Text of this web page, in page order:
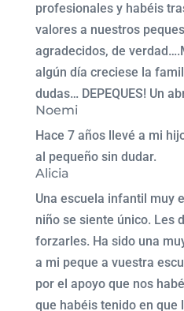
profesionales y habéis
valores a nuestros
agradecidos, de
algún día creciese la
dudas… DEPEQUES! Un
Noemi
Hace 7 años llevé a mi
al pequeño sin dudar.
Alicia
Una escuela infantil muy
niño se siente único. Les
forzarles. Ha sido una
a mi peque a vuestra
por el apoyo que nos
que habéis tenido en que